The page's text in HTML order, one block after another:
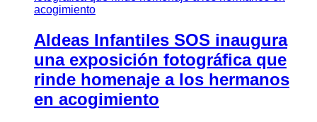
Aldeas Infantiles SOS inaugura
una exposición fotográfica que
rinde homenaje a los hermanos
en acogimiento